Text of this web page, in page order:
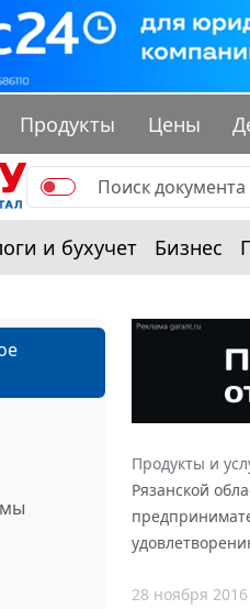
Продукты Цены
и бухучет Бизнес
Продукты и
Рязанской
28 ноября 2016